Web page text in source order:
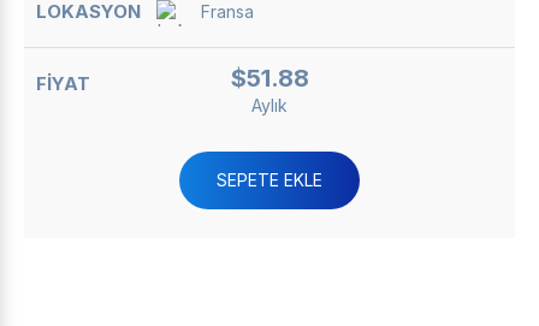
Fransa
$51.88
Aylık
SEPETE EKLE